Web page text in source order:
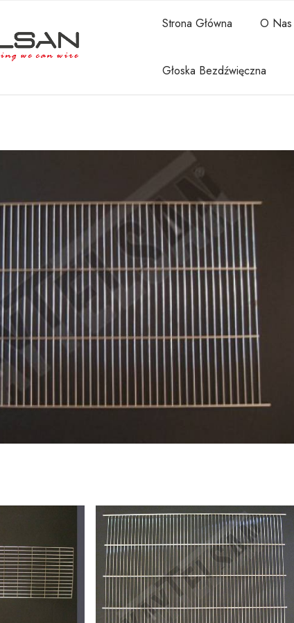
Strona Główna O Nas
Głoska Bezdźwięczna